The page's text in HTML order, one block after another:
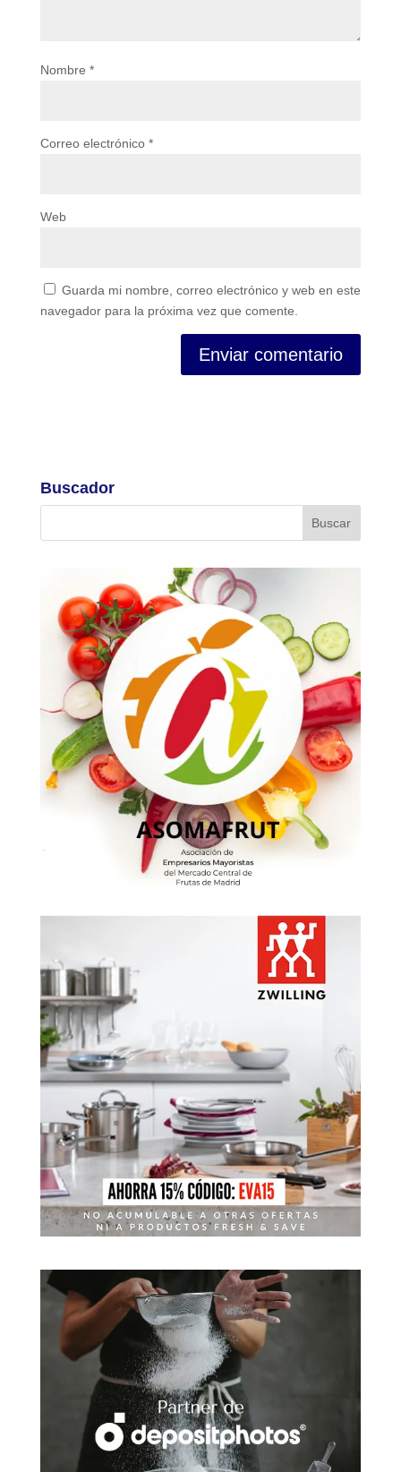
Nombre *
Correo electrónico *
Web
Guarda mi nombre, correo electrónico y web en este
navegador para la próxima vez que comente.
Buscador